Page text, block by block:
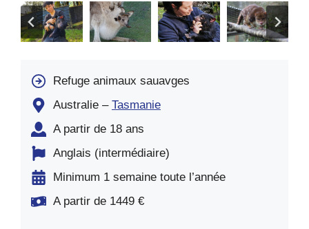
Refuge animaux sauavges
Australie – Tasmanie
A partir de 18 ans
Anglais (intermédiaire)
Minimum 1 semaine toute l’année
A partir de 1449 €